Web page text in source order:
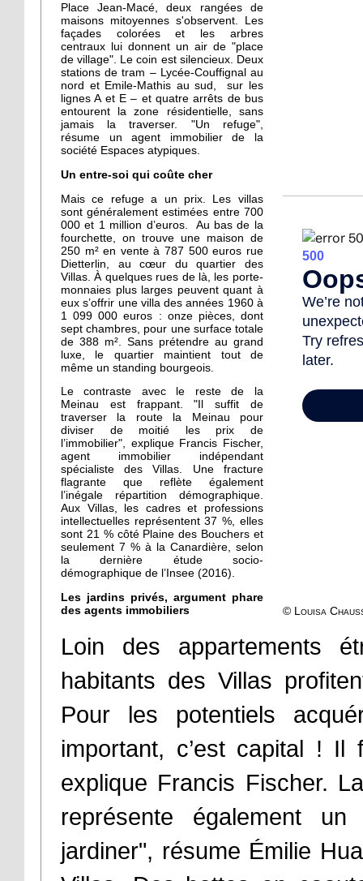
Place Jean-Macé, deux rangées de
maisons mitoyennes s'observent. Les
façades colorées et les arbres
centraux lui donnent un air de "place
de village". Le coin est silencieux. Deux
stations de tram – Lycée-Couffignal au
nord et Emile-Mathis au sud, sur les
lignes A et E – et quatre arrêts de bus
entourent la zone résidentielle, sans
jamais la traverser. "Un refuge",
résume un agent immobilier de la
société Espaces atypiques.
Un entre-soi qui coûte cher
Mais ce refuge a un prix. Les villas
sont généralement estimées entre 700
000 et 1 million d’euros. Au bas de la
fourchette, on trouve une maison de
250 m² en vente à 787 500 euros rue
Dietterlin, au cœur du quartier des
Villas. À quelques rues de là, les porte-
monnaies plus larges peuvent quant à
eux s’offrir une villa des années 1960 à
1 099 000 euros : onze pièces, dont
sept chambres, pour une surface totale
de 388 m². Sans prétendre au grand
luxe, le quartier maintient tout de
même un standing bourgeois.
Le contraste avec le reste de la
Meinau est frappant. "Il suffit de
traverser la route la Meinau pour
diviser de moitié les prix de
l’immobilier", explique Francis Fischer,
agent immobilier indépendant
spécialiste des Villas. Une fracture
flagrante que reflète également
l’inégale répartition démographique.
Aux Villas, les cadres et professions
intellectuelles représentent 37 %, elles
sont 21 % côté Plaine des Bouchers et
seulement 7 % à la Canardière, selon
la dernière étude socio-
démographique de l’Insee (2016).
Les jardins privés, argument phare
des agents immobiliers
© Louisa
Loin des appartements
habitants des Villas
Pour les potentiels
important, c’est capital !
explique Francis Fischer.
représente également
jardiner", résume Émilie